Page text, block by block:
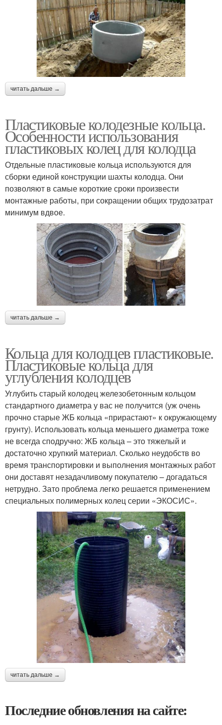
читать дальше →
Пластиковые колодезные кольца.
Особенности использования
пластиковых колец для колодца
Отдельные пластиковые кольца используются для
сборки единой конструкции шахты колодца. Они
позволяют в самые короткие сроки произвести
монтажные работы, при сокращении общих трудозатрат
минимум вдвое.
читать дальше →
Кольца для колодцев пластиковые.
Пластиковые кольца для
углубления колодцев
Углубить старый колодец железобетонным кольцом
стандартного диаметра у вас не получится (уж очень
прочно старые ЖБ кольца «прирастают» к окружающему
грунту). Использовать кольца меньшего диаметра тоже
не всегда сподручно: ЖБ кольца – это тяжелый и
достаточно хрупкий материал. Сколько неудобств во
время транспортировки и выполнения монтажных работ
они доставят незадачливому покупателю – догадаться
нетрудно. Зато проблема легко решается применением
специальных полимерных колец серии «ЭКОСИС».
читать дальше →
Последние обновления на сайте: